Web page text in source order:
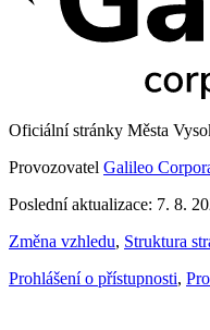
Oficiální stránky Města
Provozovatel Galileo
Poslední aktualizace: 7. 8.
Změna vzhledu, Struktura
Prohlášení o přístupnosti,